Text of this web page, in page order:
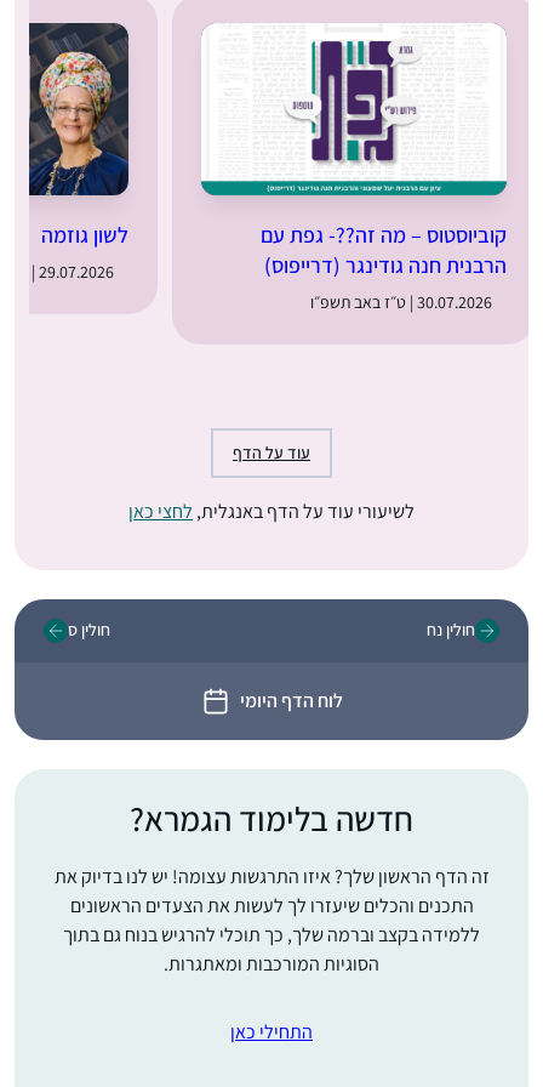
קוביוסטוס – מה זה??- גפת עם
הרבנית חנה גודינגר (דרייפוס)
30.07.2026 | ט״ז באב תשפ״ו
לשון גוזמה
29.07.2026 | ט״ו באב תשפ״ו
עוד על הדף
לשיעורי עוד על הדף באנגלית, לחצי כאן
חולין נח
לוח הדף היומי
חולין ס
חדשה בלימוד הגמרא?
זה הדף הראשון שלך? איזו התרגשות עצומה! יש לנו בדיוק את
התכנים והכלים שיעזרו לך לעשות את הצעדים הראשונים
ללמידה בקצב וברמה שלך, כך תוכלי להרגיש בנוח גם בתוך
הסוגיות המורכבות ומאתגרות.
התחילי כאן